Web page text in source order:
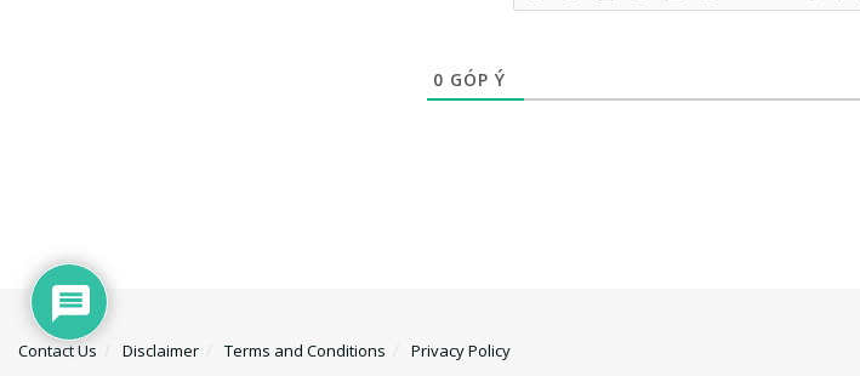
0 GÓP Ý
Contact Us Disclaimer Terms and Conditions Privacy Policy